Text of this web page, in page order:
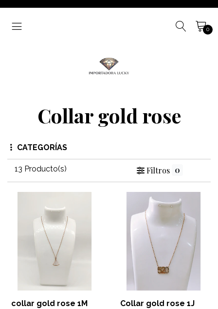
0
Collar gold rose
CATEGORÍAS
13 Producto(s) Filtros 0
collar gold rose 1M Collar gold rose 1J